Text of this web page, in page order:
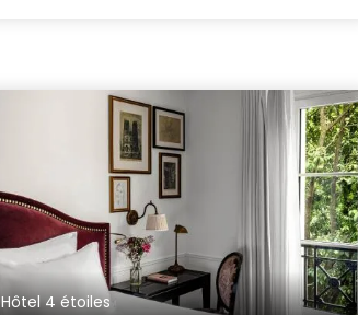
Hôtel 4 étoiles